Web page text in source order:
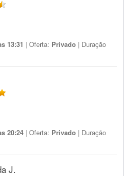
13:31 | Oferta: Privado | Duração
20:24 | Oferta: Privado | Duração
J.